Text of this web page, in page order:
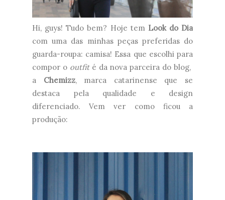
Hi, guys! Tudo bem? Hoje tem Look do Dia
com uma das minhas peças preferidas do
guarda-roupa: camisa! Essa que escolhi para
compor o outfité da nova parceira do blog,
a Chemizz,
marca catarinense que se
destaca pela qualidade e design
diferenciado. Vem ver como ficou a
produção: